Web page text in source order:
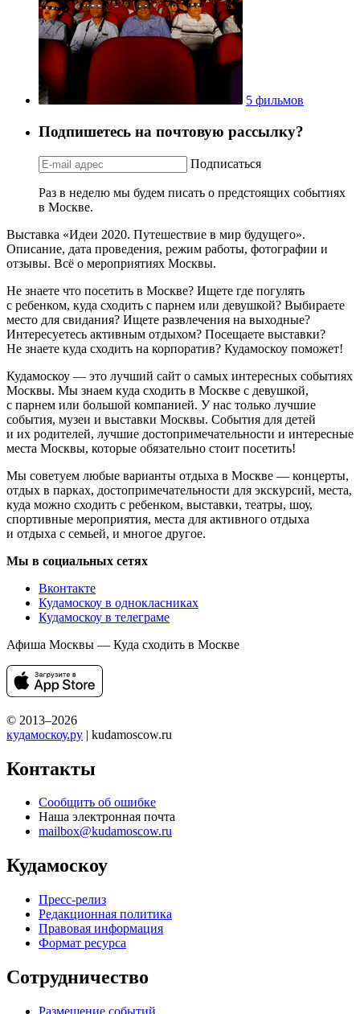
5 фильмов
Подпишетесь на почтовую рассылку?
Подписаться
Раз в неделю мы будем писать о предстоящих событиях
в Москве.
Выставка «Идеи 2020. Путешествие в мир будущего».
Описание, дата проведения, режим работы, фотографии и
отзывы. Всё о мероприятиях Москвы.
Не знаете что посетить в Москве? Ищете где погулять
с ребенком, куда сходить с парнем или девушкой? Выбираете
место для свидания? Ищете развлечения на выходные?
Интересуетесь активным отдыхом? Посещаете выставки?
Не знаете куда сходить на корпоратив? Кудамоскоу поможет!
Кудамоскоу — это лучший сайт о самых интересных событиях
Москвы. Мы знаем куда сходить в Москве с девушкой,
с парнем или большой компанией. У нас только лучшие
события, музеи и выставки Москвы. События для детей
и их родителей, лучшие достопримечательности и интересные
места Москвы, которые обязательно стоит посетить!
Мы советуем любые варианты отдыха в Москве — концерты,
отдых в парках, достопримечательности для экскурсий, места,
куда можно сходить с ребенком, выставки, театры, шоу,
спортивные мероприятия, места для активного отдыха
и отдыха с семьей, и многое другое.
Мы в социальных сетях
Вконтакте
Кудамоскоу в однокласниках
Кудамоскоу в телеграме
Афиша Москвы — Куда сходить в Москве
© 2013–2026
кудамоскоу.ру | kudamoscow.ru
Контакты
Сообщить об ошибке
Наша электронная почта
mailbox@kudamoscow.ru
Кудамоскоу
Пресс-релиз
Редакционная политика
Правовая информация
Формат ресурса
Сотрудничество
Размещение событий